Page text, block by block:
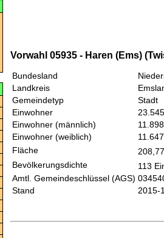
Vorwahl 05935 - Haren (Ems)
Bundesland
Landkreis
Gemeindetyp
Stadt
Einwohner
23.545
Einwohner (männlich)
11.898
Einwohner (weiblich)
11.647
Fläche
Bevölkerungsdichte
113
Amtl. Gemeindeschlüssel (AGS)
Stand
2015-